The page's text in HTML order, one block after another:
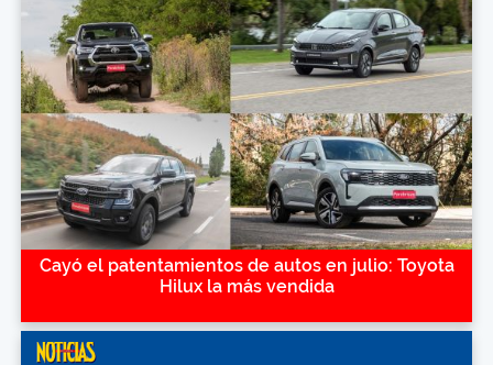
Cayó el patentamientos de autos en julio: Toyota
Hilux la más vendida